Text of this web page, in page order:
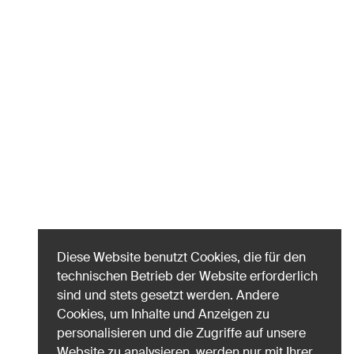
Diese Website benutzt Cookies, die für den
technischen Betrieb der Website erforderlich
sind und stets gesetzt werden. Andere
Cookies, um Inhalte und Anzeigen zu
personalisieren und die Zugriffe auf unsere